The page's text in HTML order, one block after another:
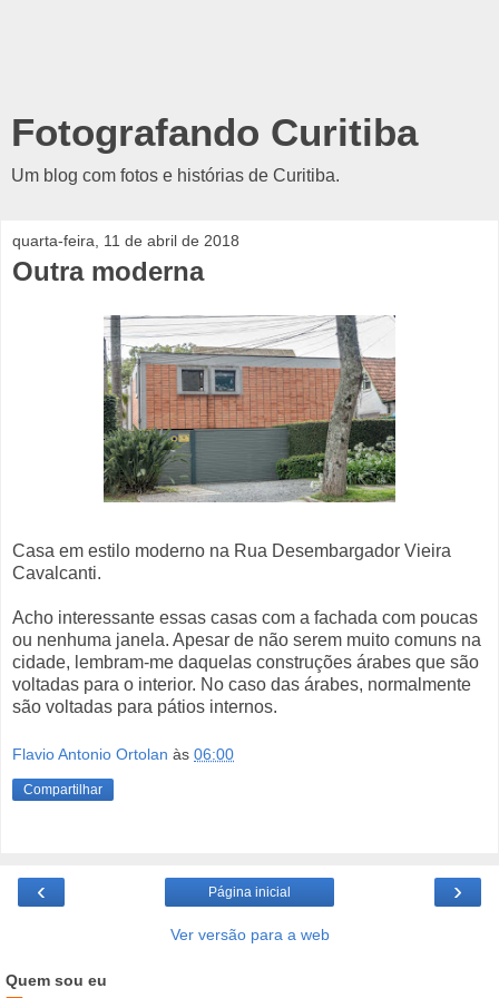
Fotografando Curitiba
Um blog com fotos e histórias de Curitiba.
quarta-feira, 11 de abril de 2018
Outra moderna
Casa em estilo moderno na Rua Desembargador Vieira
Cavalcanti.
Acho interessante essas casas com a fachada com poucas
ou nenhuma janela. Apesar de não serem muito comuns na
cidade, lembram-me daquelas construções árabes que são
voltadas para o interior. No caso das árabes, normalmente
são voltadas para pátios internos.
Flavio Antonio Ortolan às 06:00
Compartilhar
‹ ›
Página inicial
Ver versão para a web
Quem sou eu